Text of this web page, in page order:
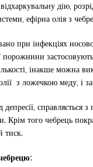
дію,
ефірна олія з
при інфекціях
інакше можна
з ложечкою меду, і
Крім того чебрець
тиск.